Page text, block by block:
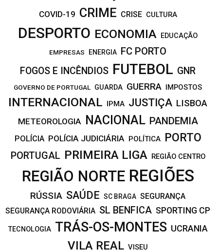
COVID-19 CRIME CRISE CULTURA
DESPORTO ECONOMIA EDUCAÇÃO
EMPRESAS ENERGIA FC PORTO
FOGOS E INCÊNDIOS FUTEBOL GNR
GOVERNO DE PORTUGAL GUARDA GUERRA IMPOSTOS
INTERNACIONAL IPMA JUSTIÇA LISBOA
METEOROLOGIA NACIONAL PANDEMIA
POLÍCIA POLÍCIA JUDICIÁRIA POLÍTICA PORTO
PORTUGAL PRIMEIRA LIGA REGIÃO CENTRO
REGIÃO NORTE REGIÕES
RÚSSIA SAÚDE SC BRAGA SEGURANÇA
SEGURANÇA RODOVIÁRIA SL BENFICA SPORTING CP
TECNOLOGIA TRÁS-OS-MONTES UCRANIA
VILA REAL VISEU